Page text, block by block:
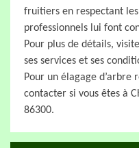
fruitiers en respectant
professionnels lui font
Pour plus de détails,
ses services et ses
Pour un élagage d’arbre
contacter si vous êtes à
86300.